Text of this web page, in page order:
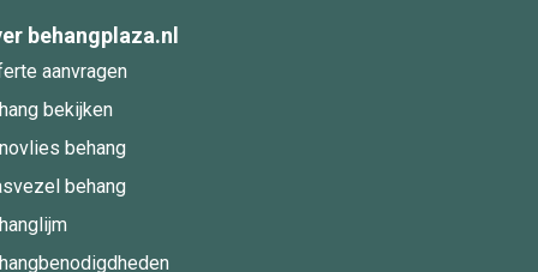
behangplaza.nl
aanvragen
bekijken
behang
behang